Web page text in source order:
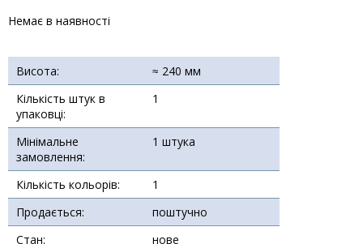
Немає в наявності
Висота:
≈ 240 мм
Кількість штук в
упаковці:
1
Мінімальне
замовлення:
1 штука
Кількість кольорів:
1
Продається:
поштучно
Стан:
нове